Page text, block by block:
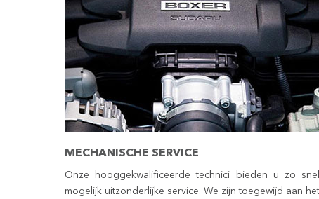
MECHANISCHE SERVICE
Onze hooggekwalificeerde technici bieden u zo snel
mogelijk uitzonderlijke service. We zijn toegewijd aan het